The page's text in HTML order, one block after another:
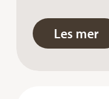
Les mer